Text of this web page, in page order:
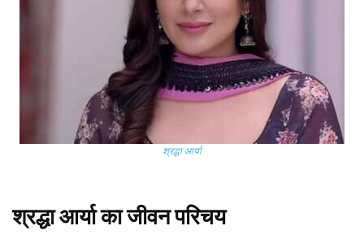
श्रद्धा आर्या
श्रद्धा आर्याका जीवन परिचय